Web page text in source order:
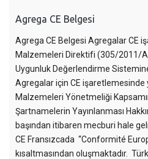
Agrega CE Belgesi
Agrega CE Belgesi Agregalar CE
Malzemeleri Direktifi (305/2011/
Uygunluk Değerlendirme
Agregalar için CE işaretlemesinde
Malzemeleri Yönetmeliği
Şartnamelerin Yayınlanması
başından itibaren mecburi hale
CE Fransızcada “Conformité
kısaltmasından oluşmaktadır.